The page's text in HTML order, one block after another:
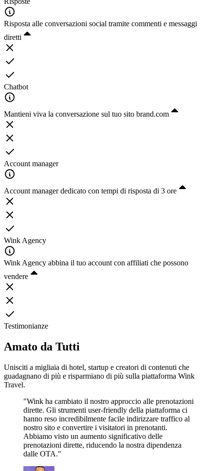
Risposta alle conversazioni social tramite commenti e messaggi
diretti
Chatbot
Mantieni viva la conversazione sul tuo sito brand.com
Account manager
Account manager dedicato con tempi di risposta di 3 ore
Wink Agency
Wink Agency abbina il tuo account con affiliati che possono
vendere
Testimonianze
Amato da Tutti
Unisciti a migliaia di hotel, startup e creatori di contenuti che
guadagnano di più e risparmiano di più sulla piattaforma Wink
Travel.
"Wink ha cambiato il nostro approccio alle prenotazioni
dirette. Gli strumenti user-friendly della piattaforma ci
hanno reso incredibilmente facile indirizzare traffico al
nostro sito e convertire i visitatori in prenotanti.
Abbiamo visto un aumento significativo delle
prenotazioni dirette, riducendo la nostra dipendenza
dalle OTA."